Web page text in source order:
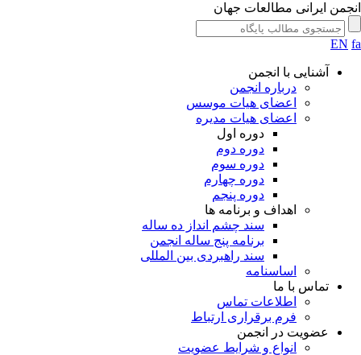
ایرانی مطالعات جهان
EN
آشنایی با انجمن
درباره انجمن
اعضای هیات موسس
اعضای هیات مدیره
دوره اول
دوره دوم
دوره سوم
دوره چهارم
دوره پنجم
اهداف و برنامه ها
سند چشم انداز ده ساله
برنامه پنج ساله انجمن
سند راهبردی بین المللی
اساسنامه
تماس با ما
اطلاعات تماس
فرم برقراری ارتباط
عضویت در انجمن
انواع و شرایط عضویت